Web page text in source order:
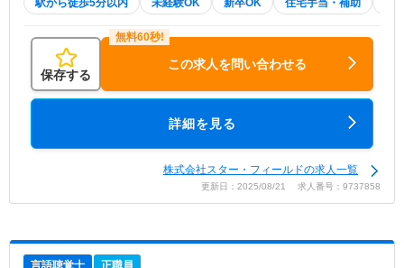
駅から徒歩5分以内 未経験OK 新卒OK 住宅手当・補助
保存する
この求人を問い合わせる
詳細を見る
株式会社スター・フィールドの求人一覧
更新日：2025/08/21 求人番号：9737858
言語聴覚士 正職員